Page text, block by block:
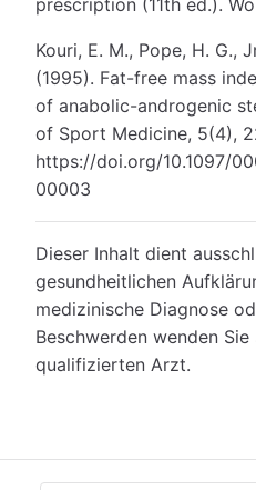
Kouri, E. M., Pope, H. G.,
(1995). Fat-free mass
of anabolic-androgenic
of Sport Medicine, 5(4),
https://doi.org/10.1097/
00003
Dieser Inhalt dient
gesundheitlichen
medizinische Diagnose
Beschwerden wenden
qualifizierten Arzt.